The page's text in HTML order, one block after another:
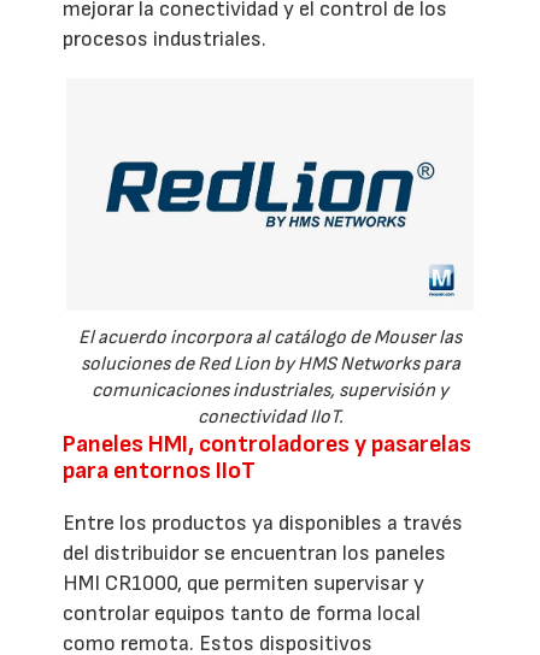
mejorar la conectividad y el control de los
procesos industriales.
El acuerdo incorpora al catálogo de Mouser las
soluciones de Red Lion by HMS Networks para
comunicaciones industriales, supervisión y
conectividad IIoT.
Paneles HMI, controladores y pasarelas
para entornos IIoT
Entre los productos ya disponibles a través
del distribuidor se encuentran los paneles
HMI CR1000, que permiten supervisar y
controlar equipos tanto de forma local
como remota. Estos dispositivos